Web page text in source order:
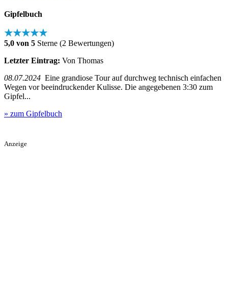
Gipfelbuch
★★★★★
5,0 von 5 Sterne (2 Bewertungen)
Letzter Eintrag: Von Thomas
08.07.2024 Eine grandiose Tour auf durchweg technisch einfachen
Wegen vor beeindruckender Kulisse. Die angegebenen 3:30 zum
Gipfel...
» zum Gipfelbuch
Anzeige